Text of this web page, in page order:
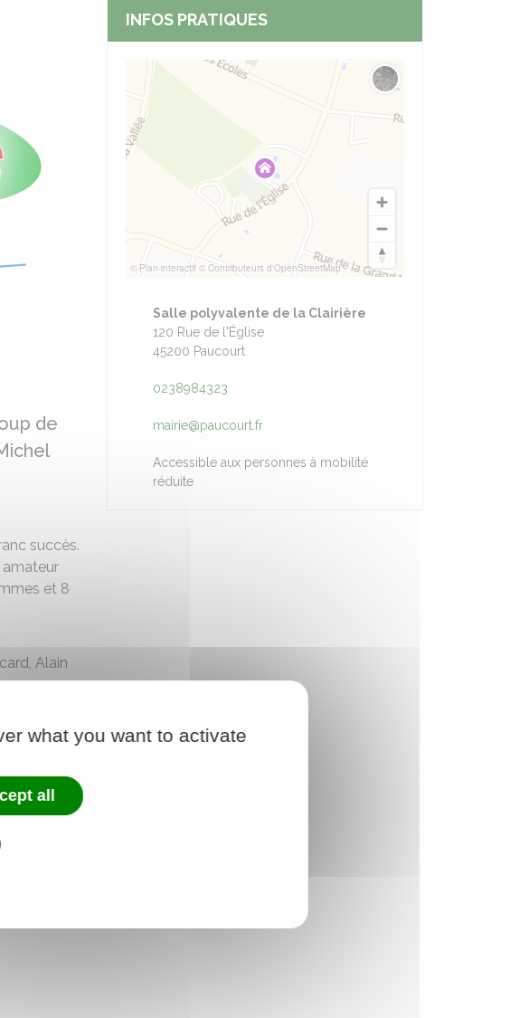
© Coup de Théâtre
de
succès.
et 8
Alain
INFOS PRATIQUES
© Plan-interactif © Contributeurs d'OpenStreetMap
Changer le fond de carte
Salle polyvalente de la Clairière
120 Rue de l'Église
45200 Paucourt
0238984323
mairie@paucourt.fr
Accessible aux personnes à mobilité
réduite
what you want to activate
all